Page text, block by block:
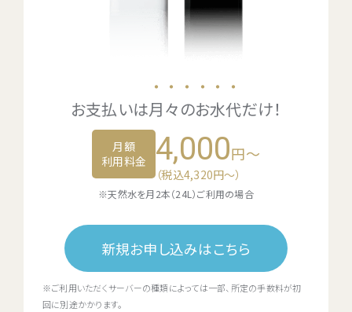
お支払いは月々のお水代
・・・・・・
だけ！
月額
利用料金
4,000円～
（税込4,320円〜）
※天然水を月2本（24L）ご利用の場合
新規お申し込みはこちら
※ご利用いただくサーバーの種類によっては一部、所定の手数料が初
回に別途かかります。